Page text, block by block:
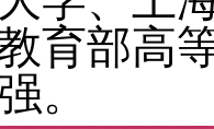
育部高
。